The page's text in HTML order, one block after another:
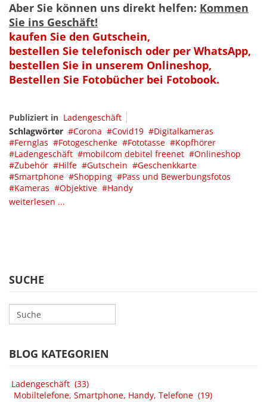
Aber Sie können uns direkt helfen: Kommen
Sie ins Geschäft!
kaufen Sie den Gutschein,
bestellen Sie telefonisch oder per WhatsApp,
bestellen Sie in unserem Onlineshop,
Bestellen Sie Fotobücher bei Fotobook.
Publiziert in Ladengeschäft
Schlagwörter
Corona Covid19
Digitalkameras
Fernglas
Fotogeschenke Fototasse
Kopfhörer
Ladengeschäft
mobilcom debitel freenet
Onlineshop
Zubehör
Hilfe Gutschein
Geschenkkarte
Smartphone
Shopping
Pass und Bewerbungsfotos
Kameras
Objektive
Handy
weiterlesen ...
SUCHE
BLOG KATEGORIEN
Ladengeschäft (33)
Mobiltelefone, Smartphone, Handy, Telefone (19)